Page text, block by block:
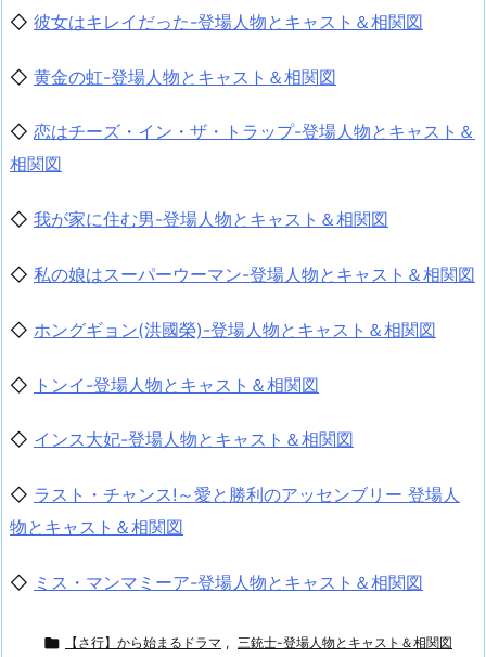
◇ 彼女はキレイだった-登場人物とキャスト＆相関図
◇ 黄金の虹-登場人物とキャスト＆相関図
◇ 恋はチーズ・イン・ザ・トラップ-登場人物とキャスト＆
相関図
◇ 我が家に住む男-登場人物とキャスト＆相関図
◇ 私の娘はスーパーウーマン-登場人物とキャスト＆相関図
◇ ホングギョン(洪國榮)-登場人物とキャスト＆相関図
◇ トンイ-登場人物とキャスト＆相関図
◇ インス大妃-登場人物とキャスト＆相関図
◇ ラスト・チャンス!～愛と勝利のアッセンブリー 登場人
物とキャスト＆相関図
◇ ミス・マンマミーア-登場人物とキャスト＆相関図
 【さ行】から始まるドラマ , 三銃士-登場人物とキャスト＆相関図